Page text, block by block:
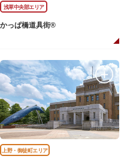
浅草中央部エリア
かっぱ橋道具街®
上野・御徒町エリア